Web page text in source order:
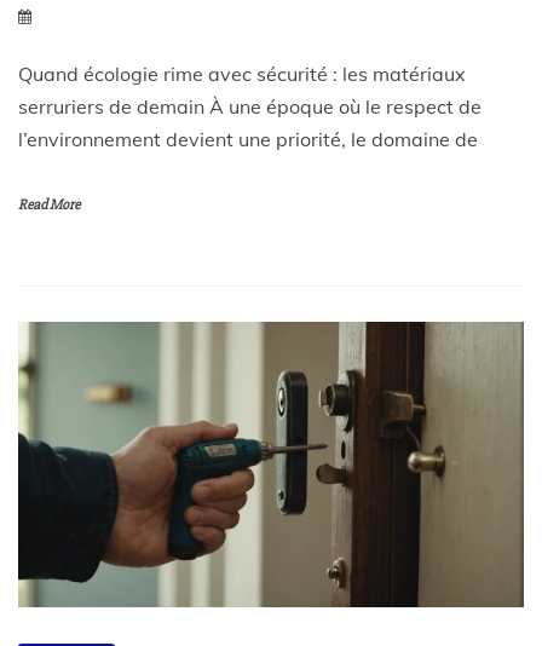
Quand écologie rime avec sécurité : les matériaux
serruriers de demain À une époque où le respect de
l’environnement devient une priorité, le domaine de
Read More